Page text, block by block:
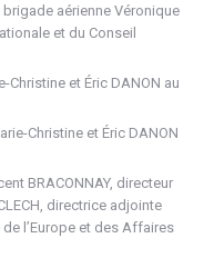
aérienne Véronique
et du Conseil
et Éric DANON au
Christine et Éric DANON
BRACONNAY, directeur
directrice adjointe
l’Europe et des Affaires